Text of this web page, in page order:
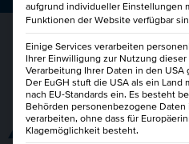
ALLES AUF
aufgrund individueller Einstellungen
Funktionen der Website verfügbar
Einige Services verarbeiten
Ihrer Einwilligung zur Nutzung
Verarbeitung Ihrer Daten in den USA
Der EuGH stuft die USA als ein
nach EU-Standards ein. Es besteht
Behörden personenbezogene
verarbeiten, ohne dass für
Klagemöglichkeit besteht.